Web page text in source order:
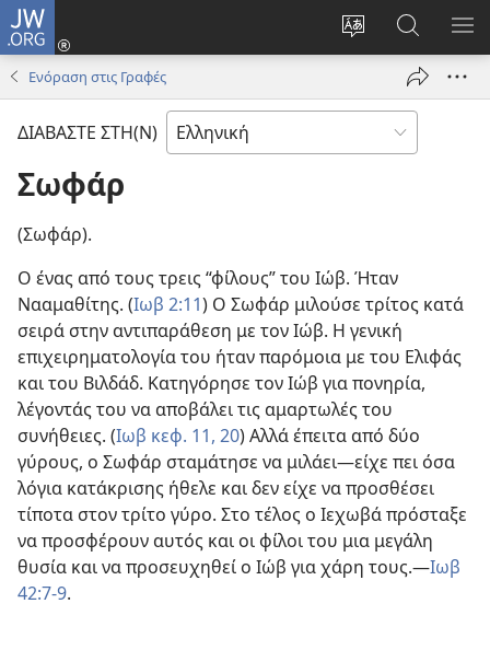
JW.ORG
Αλλαγή
γλώσσας
ιστότοπου
Σύνδεση
(ανοίγει
παράθυρο)
στο
JW.ORG
Ενόραση στις Γραφές
ΔΙΑΒΑΣΤΕ ΣΤΗ(Ν)
Σωφάρ
(Σωφάρ).
Ο ένας από τους τρεις “φίλους” του Ιώβ. Ήταν
Νααμαθίτης. (Ιωβ 2:11) Ο Σωφάρ μιλούσε τρίτος κατά
σειρά στην αντιπαράθεση με τον Ιώβ. Η γενική
επιχειρηματολογία του ήταν παρόμοια με του Ελιφάς
και του Βιλδάδ. Κατηγόρησε τον Ιώβ για πονηρία,
λέγοντάς του να αποβάλει τις αμαρτωλές του
συνήθειες. (Ιωβ κεφ. 11, 20) Αλλά έπειτα από δύο
γύρους, ο Σωφάρ σταμάτησε να μιλάει—είχε πει όσα
λόγια κατάκρισης ήθελε και δεν είχε να προσθέσει
τίποτα στον τρίτο γύρο. Στο τέλος ο Ιεχωβά πρόσταξε
να προσφέρουν αυτός και οι φίλοι του μια μεγάλη
θυσία και να προσευχηθεί ο Ιώβ για χάρη τους.—Ιωβ
42:7-9.